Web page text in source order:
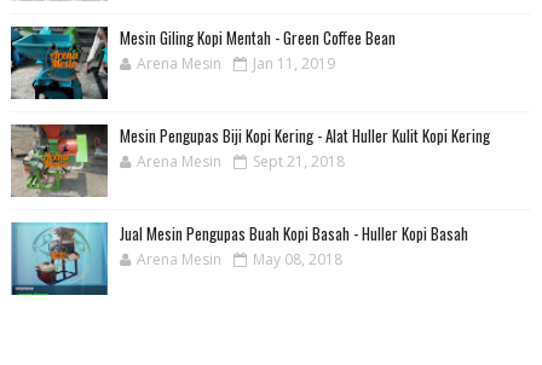
Mesin Giling Kopi Mentah - Green Coffee Bean
Arena Mesin Jan 11, 2019
Mesin Pengupas Biji Kopi Kering - Alat Huller Kulit Kopi Kering
Arena Mesin Sept 21, 2018
Jual Mesin Pengupas Buah Kopi Basah - Huller Kopi Basah
Arena Mesin May 08, 2018